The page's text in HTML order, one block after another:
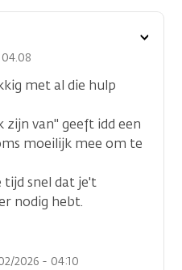
met al die hulp
zijn van" geeft idd een
moeilijk mee om te
snel dat je't
nodig hebt.
2026 - 04:10
Toon